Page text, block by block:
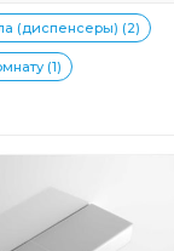
(диспенсеры) (2)
(1)